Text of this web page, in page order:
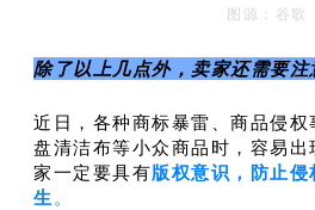
图源：谷歌
除了以上几点外，卖家还需要注
近日，各种商标暴雷、商品侵
盘清洁布等小众商品时，容易
家一定要具有版权意识，防止
生 。